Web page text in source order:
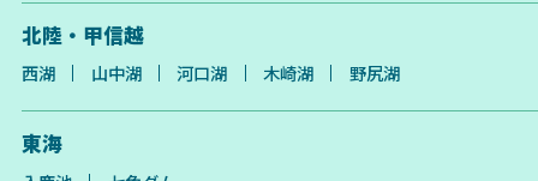
北陸・甲信越
西湖 山中湖 河口湖 木崎湖 野尻湖
東海